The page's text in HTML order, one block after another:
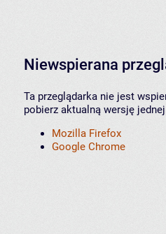
Niewspierana
Ta przeglądarka nie jest
pobierz aktualną wersję
Mozilla Firefox
Google Chrome